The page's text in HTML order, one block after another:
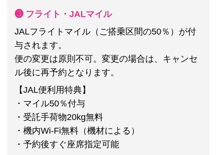
❸ フライト・JALマイル
JALフライトマイル（ご搭乗区間の50％）が付
与されます。
便の変更は原則不可。 変更の場合は、キャンセ
ル後に再予約となります。
【JAL便利用特典】
・マイル50％付与
・受託手荷物20kg無料
・機内Wi-Fi無料（機材による）
・予約後すぐ座席指定可能